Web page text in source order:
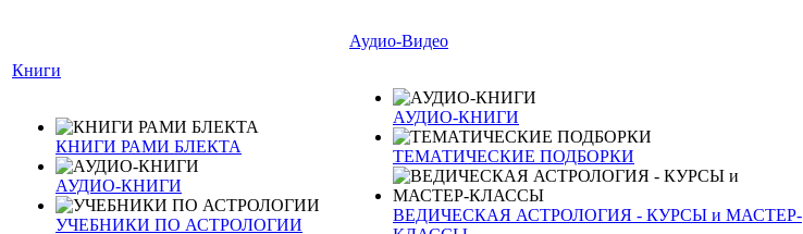
Книги
КНИГИ РАМИ БЛЕКТА
АУДИО-КНИГИ
УЧЕБНИКИ ПО АСТРОЛОГИИ
Аудио-Видео
АУДИО-КНИГИ
ТЕМАТИЧЕСКИЕ ПОДБОРКИ
ВЕДИЧЕСКАЯ АСТРОЛОГИЯ - КУРСЫ и МАСТЕР-